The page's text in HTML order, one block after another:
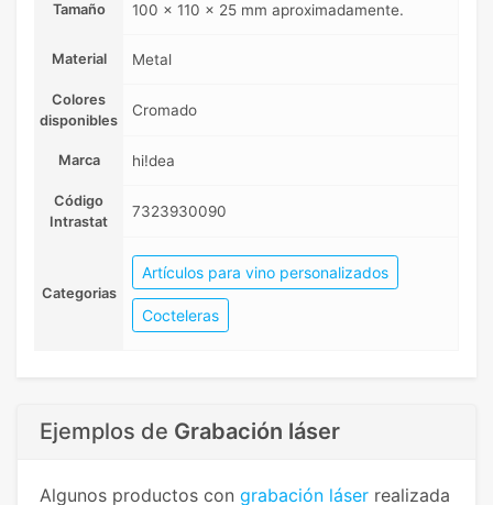
Tamaño 100 x 110 x 25 mm aproximadamente.
Material Metal
Colores
disponibles
Cromado
Marca hi!dea
Código
Intrastat
7323930090
Categorias
Artículos para vino personalizados
Cocteleras
Ejemplos de Grabación láser
Algunos productos con grabación láser realizada